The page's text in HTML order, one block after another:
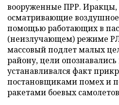
вооруженные ПРР. Иракцы,
осматривающие воздушное
помощью работающих в
(неизлучающем) режиме
массовый подлет малых
району, цели
устанавливался факт
постановщиками помех и
ракетами боевых